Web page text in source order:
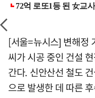
[서울=뉴시스] 변해정
씨가 시공 중인 건설
간다. 신안산선 철도
으로 발생한 데 따른